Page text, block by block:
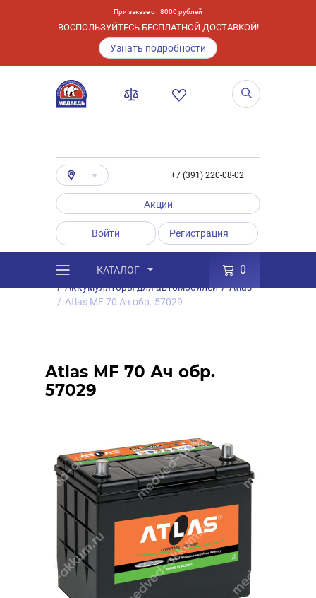
При заказе от 8000 рублей
ВОСПОЛЬЗУЙТЕСЬ БЕСПЛАТНОЙ ДОСТАВКОЙ!
Узнать подробности
+7 (391) 220-08-02
Акции
Войти Регистрация
КАТАЛОГ 0
Каталог / Товары
Аккумуляторы
/ Аккумуляторы для автомобилей / Atlas
/ Atlas MF 70 Ач обр. 57029
Atlas MF 70 Ач обр.
57029